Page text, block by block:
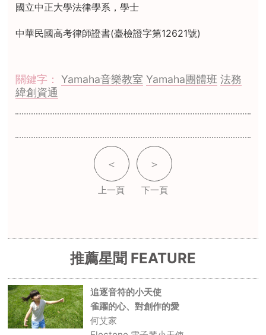
國立中正大學法律學系，學士
中華民國高考律師證書(臺檢證字第12621號)
關鍵字：Yamaha音樂教室 Yamaha團體班 法務
緯創資通
＜
上一頁
＞
下一頁
推薦星聞 FEATURE
追逐音符的小天使
雀躍的心、對創作的愛
何艾家